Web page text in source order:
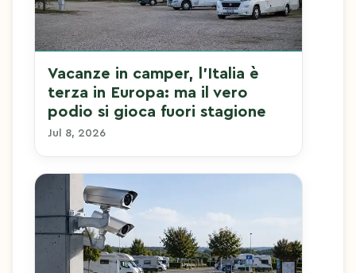
Vacanze in camper, l'Italia è
terza in Europa: ma il vero
podio si gioca fuori stagione
Jul 8, 2026